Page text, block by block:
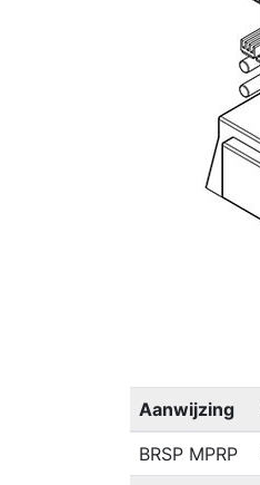
Aanwijzing
BRSP MPRP